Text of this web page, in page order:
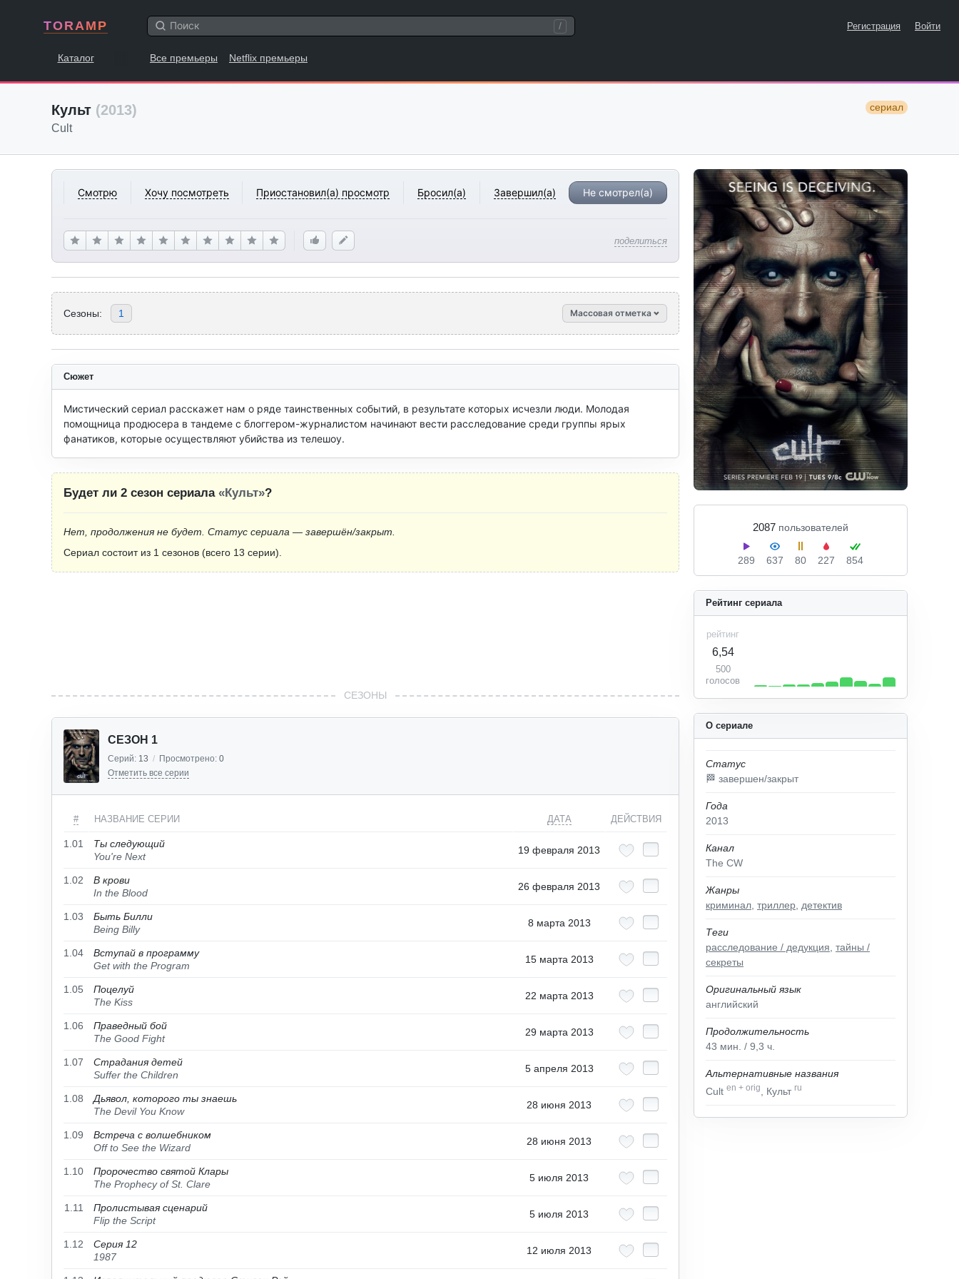
TORAMP / Регистрация Войти
Каталог Все премьеры Netflix премьеры
Культ (2013) сериал
Cult
Смотрю Хочу посмотреть Приостановил(а) просмотр Бросил(а) Завершил(а) Не смотрел(а)
поделиться
2087 пользователей
289 637 80 227 854
Сезоны: 1 Массовая отметка
О сериале
Статус
🏁 завершен/закрыт
Года
2013
Канал
The CW
Жанры
криминал триллер детектив
Теги
расследование / дедукция тайны /
секреты
Оригинальный язык
английский
Продолжительность
43 мин. / 9,3 ч.
Альтернативные названия
Cult en + orig , Культ ru
Рейтинг сериала
рейтинг
6,54
500
голосов
Сюжет
Мистический сериал расскажет нам о ряде таинственных событий, в результате которых исчезли люди. Молодая
помощница продюсера в тандеме с блоггером-журналистом начинают вести расследование среди группы ярых
фанатиков, которые осуществляют убийства из телешоу.
Будет ли 2 сезон сериала «Культ»?
Нет, продолжения не будет. Статус сериала — завершён/закрыт.
Сериал состоит из 1 сезонов (всего 13 серии).
СЕЗОНЫ
СЕЗОН 1
Серий: 13 / Просмотрено: 0
Отметить все серии
# НАЗВАНИЕ СЕРИИ ДАТА ДЕЙСТВИЯ
1.01
Ты следующий
You're Next
19 февраля 2013
1.02
В крови
In the Blood
26 февраля 2013
1.03
Быть Билли
Being Billy
8 марта 2013
1.04
Вступай в программу
Get with the Program
15 марта 2013
1.05
Поцелуй
The Kiss
22 марта 2013
1.06
Праведный бой
The Good Fight
29 марта 2013
1.07
Страдания детей
Suffer the Children
5 апреля 2013
1.08
Дьявол, которого ты знаешь
The Devil You Know
28 июня 2013
1.09
Встреча с волшебником
Off to See the Wizard
28 июня 2013
1.10
Пророчество святой Клары
The Prophecy of St. Clare
5 июля 2013
1.11
Пролистывая сценарий
Flip the Script
5 июля 2013
1.12
Серия 12
1987
12 июля 2013